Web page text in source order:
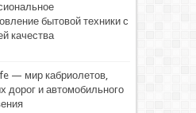
бытовой техники с
качества
— мир кабриолетов,
дорог и автомобильного